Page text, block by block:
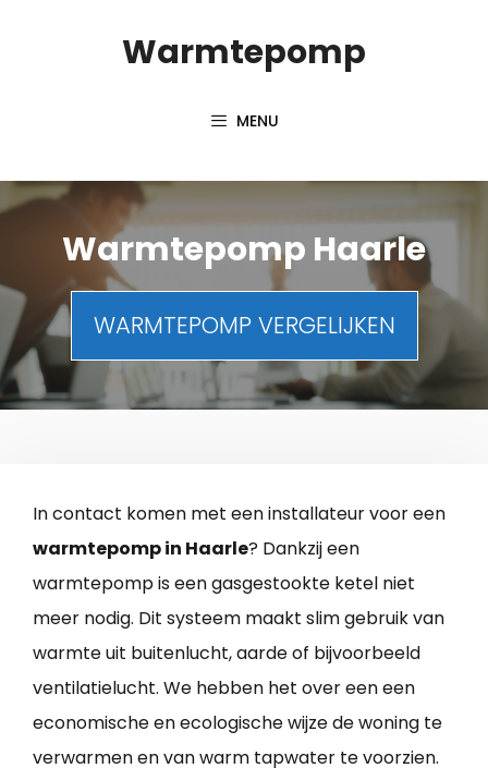
Warmtepomp
MENU
Warmtepomp Haarle
WARMTEPOMP VERGELIJKEN
In contact komen met een installateur voor een
warmtepomp in Haarle? Dankzij een
warmtepomp is een gasgestookte ketel niet
meer nodig. Dit systeem maakt slim gebruik van
warmte uit buitenlucht, aarde of bijvoorbeeld
ventilatielucht. We hebben het over een een
economische en ecologische wijze de woning te
verwarmen en van warm tapwater te voorzien.